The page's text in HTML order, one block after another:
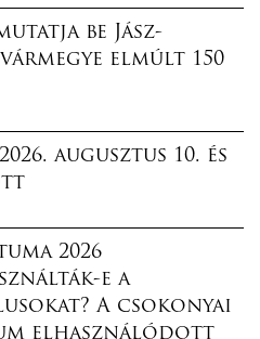
be Jász-
elmúlt 150
augusztus 10. és
2026
e a
A csokonyai
elhasználódott